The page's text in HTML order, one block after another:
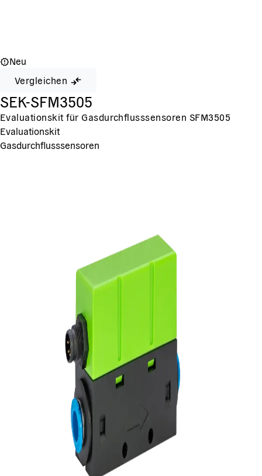
Neu
Vergleichen
SEK-SFM3505
Evaluationskit für Gasdurchflusssensoren SFM3505
Evaluationskit
Gasdurchflusssensoren